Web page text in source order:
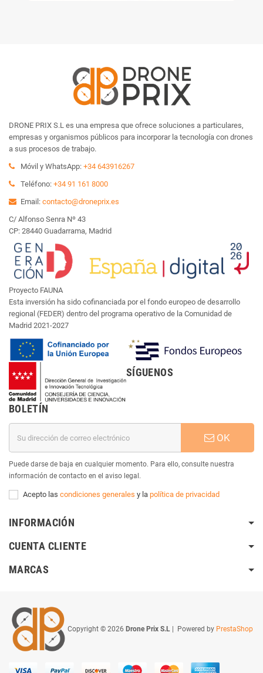
DRONE PRIX S.L es una empresa que ofrece soluciones a particulares,
empresas y organismos públicos para incorporar la tecnología con drones
a sus procesos de trabajo.
Móvil y WhatsApp: +34 643916267
Teléfono: +34 91 161 8000
Email: contacto@droneprix.es
C/ Alfonso Senra Nº 43
CP: 28440 Guadarrama, Madrid
Proyecto FAUNA
Esta inversión ha sido cofinanciada por el fondo europeo de desarrollo
regional (FEDER) dentro del programa operativo de la Comunidad de
Madrid 2021-2027
SÍGUENOS
BOLETÍN
OK
Puede darse de baja en cualquier momento. Para ello, consulte nuestra
información de contacto en el aviso legal.
Acepto las condiciones generales y la política de privacidad
INFORMACIÓN
CUENTA CLIENTE
MARCAS
Copyright © 2026 Drone Prix S.L | Powered by PrestaShop